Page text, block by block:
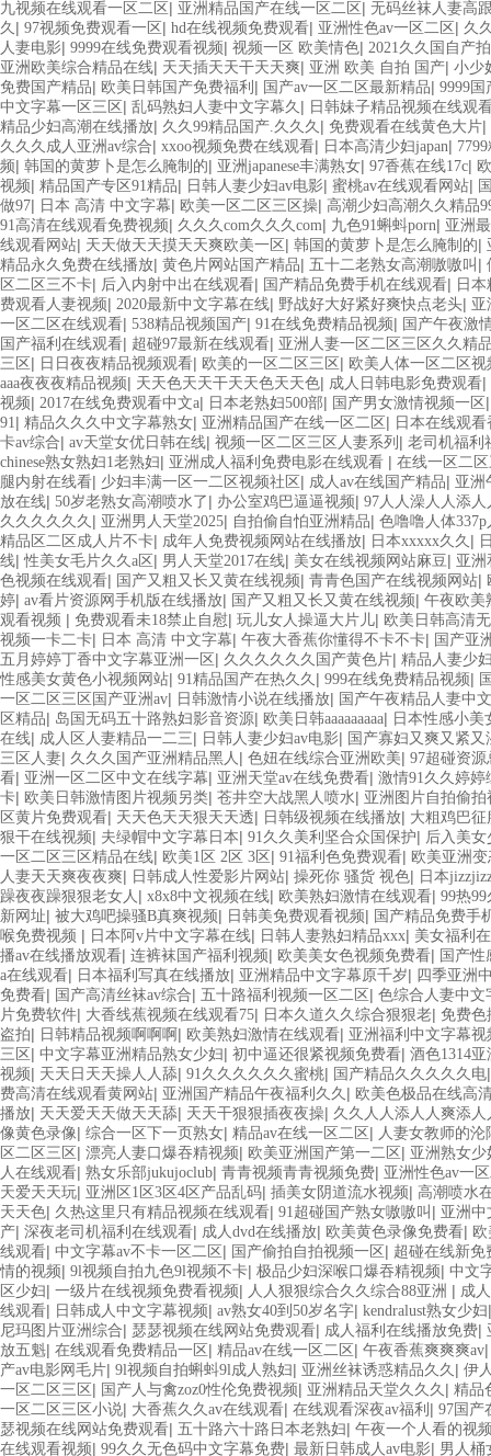
九视频在线观看一区二区 | 亚洲精品国产在线一区二区 | 无码丝袜人妻高
久 | 97视频免费观看一区 | hd在线视频免费观看| 亚洲性色av一区二区 | 久
人妻电影| 9999在线免费观看视频| 视频一区 欧美情色| 2021久久国自产
亚洲欧美综合精品在线| 天天插天天干天天爽| 亚洲 欧美 自拍 国产| 小少
免费国产精品| 欧美日韩国产免费福利 | 国产av一区二区最新精品| 9999
中文字幕一区三区 | 乱码熟妇人妻中文字幕久 | 日韩妹子精品视频在线观
精品少妇高潮在线播放| 久久99精品国产.久久久 | 免费观看在线黄色大片|
久久久成人亚洲av综合| xxoo视频免费在线观看| 日本高清少妇japan|
频| 韩国的黄萝卜是怎么腌制的| 亚洲japanese丰满熟女| 97香蕉在线17c|
视频| 精品国产专区91精品| 日韩人妻少妇av电影| 蜜桃av在线观看网站|
做97| 日本 高清 中文字幕| 欧美一区二区三区操| 高潮少妇高潮久久精品
91高清在线观看免费视频| 久久久com久久久com| 九色91蝌蚪porn| 亚洲
线观看网站| 天天做天天摸天天爽欧美一区 | 韩国的黄萝卜是怎么腌制的|
精品永久免费在线播放| 黄色片网站国产精品| 五十二老熟女高潮嗷嗷叫 |
区二区三不卡| 后入内射中出在线观看| 国产精品免费手机在线观看| 日
费观看人妻视频| 2020最新中文字幕在线| 野战好大好紧好爽快点老头| 亚
一区二区在线观看| 538精品视频国产| 91在线免费精品视频| 国产午夜激
国产福利在线观看| 超碰97最新在线观看| 亚洲人妻一区二区三区久久精
三区 | 日日夜夜精品视频观看| 欧美的一区二区三区 | 欧美人体一区二区视
aaa夜夜夜精品视频| 天天色天天干天天色天天色| 成人日韩电影免费观看|
视频| 2017在线免费观看中文a| 日本老熟妇500部| 国产男女激情视频一区
91| 精品久久久中文字幕熟女| 亚洲精品国产在线一区二区 | 日本在线观
卡av综合| av天堂女优日韩在线| 视频一区二区三区人妻系列 | 老司机福利
chinese熟女熟妇1老熟妇| 亚洲成人福利免费电影在线观看 | 在线一区二
腿内射在线看| 少妇丰满一区一二区视频社区 | 成人av在线国产精品| 亚洲
放在线| 50岁老熟女高潮喷水了 | 办公室鸡巴逼逼视频| 97人人澡人人添人
久久久久久久 | 亚洲男人天堂2025| 自拍偷自怕亚洲精品| 色噜噜人体337p
精品区二区成人片不卡| 成年人免费视频网站在线播放| 日本xxxxx久久 |
线|性美女毛片久久a区 | 男人天堂2017在线| 美女在线视频网站麻豆| 亚洲
色视频在线观看| 国产又粗又长又黄在线视频| 青青色国产在线视频网站|
婷| av看片资源网手机版在线播放| 国产又粗又长又黄在线视频| 午夜欧美
观看视频 | 免费观看未18禁止自慰| 玩儿女人操逼大片儿| 欧美日韩高清
视频一卡二卡| 日本 高清 中文字幕| 午夜大香蕉你懂得不卡不卡| 国产亚
五月婷婷丁香中文字幕亚洲一区 | 久久久久久久国产黄色片| 精品人妻少
性感美女黄色小视频网站| 91精品国产在热久久 | 999在线免费精品视频|
一区二区三区国产亚洲av| 日韩激情小说在线播放| 国产午夜精品人妻中
区精品| 岛国无码五十路熟妇影音资源| 欧美日韩aaaaaaaaa| 日本性感小美
在线| 成人区人妻精品一二三| 日韩人妻少妇av电影| 国产寡妇又爽又紧又
三区人妻| 久久久国产亚洲精品黑人 | 色妞在线综合亚洲欧美| 97超碰资
看| 亚洲一区二区中文在线字幕| 亚洲天堂av在线免费看| 激情91久久婷婷
卡| 欧美日韩激情图片视频另类| 苍井空大战黑人喷水| 亚洲图片自拍偷
区黄片免费观看| 天天色天天狠天天透| 日韩级视频在线播放| 大粗鸡巴
狠干在线视频| 夫绿帽中文字幕日本| 91久久美利坚合众国保护| 后入美
一区二区三区精品在线| 欧美1区 2区 3区 | 91福利色免费观看| 欧美亚洲
人妻天天爽夜夜爽| 日韩成人性爱影片网站| 操死你 骚货 视色| 日本
躁夜夜躁狠狠老女人 | x8x8中文视频在线| 欧美熟妇激情在线观看| 99热
新网址| 被大鸡吧操骚B真爽视频| 日韩美免费观看视频| 国产精品免费手
喉免费视频 | 日本阿v片中文字幕在线| 日韩人妻熟妇精品xxx| 美女福利
播av在线播放观看| 连裤袜国产福利视频| 欧美美女色视频免费看| 国产性
a在线观看| 日本福利写真在线播放| 亚洲精品中文字幕原千岁| 四季亚洲
免费看| 国产高清丝袜av综合| 五十路福利视频一区二区 | 色综合人妻中文
片免费软件| 大香线蕉视频在线观看75| 日本久道久久综合狠狠老| 免费色
盗拍| 日韩精品视频啊啊啊 | 欧美熟妇激情在线观看| 亚洲福利中文字幕视
三区 | 中文字幕亚洲精品熟女少妇| 初中逼还很紧视频免费看| 酒色1314
视频| 天天日天天操人人舔| 91久久久久久久蜜桃| 国产精品久久久久久电
费高清在线观看黄网站| 亚洲国产精品午夜福利久久 | 欧美色极品在线高
播放| 天天爱天天做天天舔| 天天干狠狠插夜夜操| 久久人人添人人爽添人
像黄色录像| 综合一区下一页熟女| 精品av在线一区二区 | 人妻女教师的沦
区二区三区 | 漂亮人妻口爆吞精视频| 欧美亚洲国产第一二区 | 亚洲熟女
人在线观看| 熟女乐部jukujoclub| 青青视频青青视频免费| 亚洲性色av一
天爱天天玩| 亚洲区1区3区4区产品乱码| 插美女阴道流水视频| 高潮喷水
天天色| 久热这里只有精品视频在线观看| 91超碰国产熟女嗷嗷叫 | 亚洲中
产| 深夜老司机福利在线观看| 成人dvd在线播放| 欧美黄色录像免费看|
线观看| 中文字幕av不卡一区二区 | 国产偷拍自拍视频一区 | 超碰在线新免
情的视频| 9l视频自拍九色9l视频不卡| 极品少妇深喉口爆吞精视频| 中文
区少妇| 一级片在线视频免费看视频| 人人狠狠综合久久综合88亚洲 | 成
线观看| 日韩成人中文字幕视频| av熟女40到50岁名字| kendralust熟女少妇
尼玛图片亚洲综合| 瑟瑟视频在线网站免费观看| 成人福利在线播放免费|
放五魁| 在线观看免费精品一区 | 精品av在线一区二区 | 午夜香蕉爽爽爽av
产av电影网毛片| 9l视频自拍蝌蚪9l成人熟妇| 亚洲丝袜诱惑精品久久 | 伊
一区二区三区 | 国产人与禽zoz0性伦免费视频| 亚洲精品天堂久久久 | 精品
一区二区三区小说| 大香蕉久久av在线观看| 在线观看深夜av福利 | 97国产
瑟视频在线网站免费观看| 五十路六十路日本老熟妇| 午夜一个人看的视
在线观看视频| 99久久无色码中文字幕免费| 最新日韩成人av电影| 男人桶